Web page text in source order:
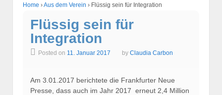
Home ›Aus dem Verein › Flüssig sein für Integration
Flüssig sein für
Integration
Posted on 11. Januar 2017 by Claudia Carbon
Am 3.01.2017 berichtete die Frankfurter Neue
Presse, dass auch im Jahr 2017 erneut 2,4 Million